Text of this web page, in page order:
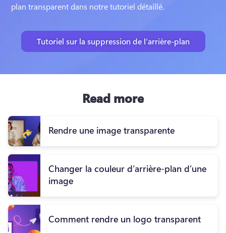
plan transparent dans notre tutoriel détaillé.
Tutoriel sur la suppression de l’arrière-plan
Read more
Rendre une image transparente
Changer la couleur d’arrière-plan d’une
image
Comment rendre un logo transparent